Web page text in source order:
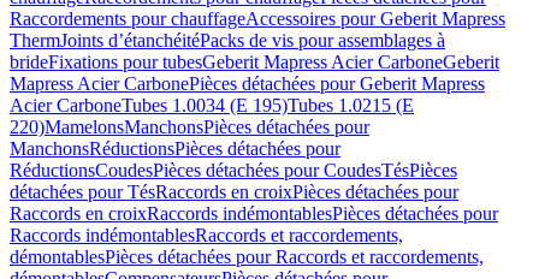
Raccordements pour chauffageAccessoires pour Geberit Mapress
ThermJoints d’étanchéitéPacks de vis pour assemblages à
brideFixations pour tubesGeberit Mapress Acier CarboneGeberit
Mapress Acier CarbonePièces détachées pour Geberit Mapress
Acier CarboneTubes 1.0034 (E 195)Tubes 1.0215 (E
220)MamelonsManchonsPièces détachées pour
ManchonsRéductionsPièces détachées pour
RéductionsCoudesPièces détachées pour CoudesTésPièces
détachées pour TésRaccords en croixPièces détachées pour
Raccords en croixRaccords indémontablesPièces détachées pour
Raccords indémontablesRaccords et raccordements,
démontablesPièces détachées pour Raccords et raccordements,